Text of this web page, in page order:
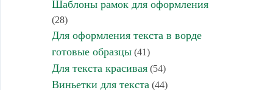
Шаблоны рамок для оформления
(28)
Для оформления текста в ворде
готовые образцы(41)
Для текста красивая(54)
Виньетки для текста (44)